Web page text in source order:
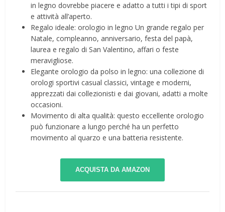
in legno dovrebbe piacere e adatto a tutti i tipi di sport
e attività all’aperto.
Regalo ideale: orologio in legno Un grande regalo per
Natale, compleanno, anniversario, festa del papà,
laurea e regalo di San Valentino, affari o feste
meravigliose.
Elegante orologio da polso in legno: una collezione di
orologi sportivi casual classici, vintage e moderni,
apprezzati dai collezionisti e dai giovani, adatti a molte
occasioni.
Movimento di alta qualità: questo eccellente orologio
può funzionare a lungo perché ha un perfetto
movimento al quarzo e una batteria resistente.
ACQUISTA DA AMAZON